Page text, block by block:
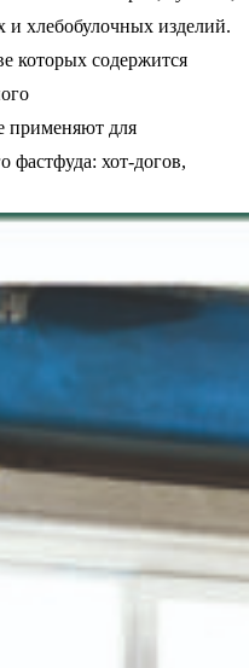
хлебобулочных изделий.
которых содержится
применяют для
фастфуда: хот-догов,